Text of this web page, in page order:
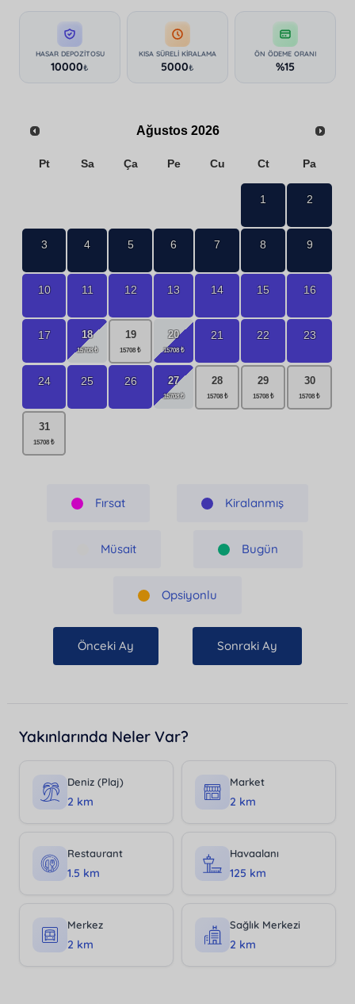
HASAR DEPOZITOSU
10000₺
KISA SÜRELI KIRALAMA
5000₺
ÖN ÖDEME ORANI
%15
Ağustos 2026
Pt Sa Ça Pe Cu Ct Pa
1 2
3 4 5 6 7 8 9
10 11 12 13 14 15 16
17 18 19 20 21 22 23
24 25 26 27 28 29 30
31
Fırsat Kiralanmış
Müsait Bugün
Opsiyonlu
Önceki Ay Sonraki Ay
Yakınlarında Neler Var?
Deniz (Plaj)
2 km
Market
2 km
Restaurant
1.5 km
Havaalanı
125 km
Merkez
2 km
Sağlık Merkezi
2 km